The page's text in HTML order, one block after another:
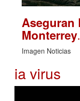
Aseguran
Monterrey
Imagen Noticias
ia virus